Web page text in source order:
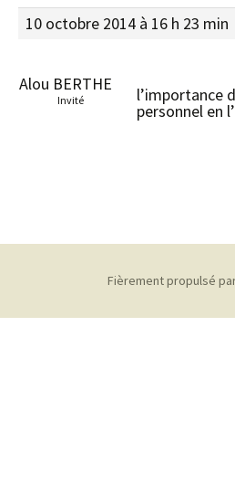
10 octobre 2014 à 16 h 23 min
Alou BERTHE
Invité l’importance
personnel en
Fièrement propulsé